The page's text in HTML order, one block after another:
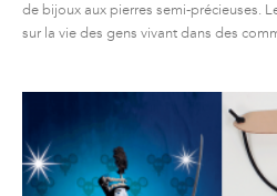
de bijoux aux pierres semi-précieuses.
sur la vie des gens vivant dans des